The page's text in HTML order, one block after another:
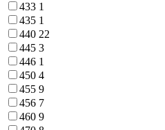
433 1
435 1
440 22
445 3
446 1
450 4
455 9
456 7
460 9